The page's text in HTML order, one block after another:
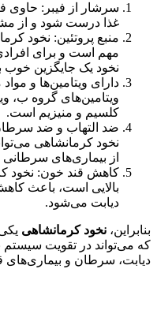
سرشار از فیبر: حاوی
غذا درست شود و از
منبع پروتئین: نخود
مهم است و برای
نخود یک جایگزین خوب
دارای ویتامین‌ها و
کلسیم و منیزیم است.
ضد التهاب و ضد
نخود کرمانشاهی
از بیماری‌های سرطانی
کاهش قند خون: نخود
بالایی است، باعث
دیابت می‌شود.
بنابراین، نخود کرمانشاهی
که می‌تواند در تقویت سیستم
دیابت، سرطان و بیماری‌های